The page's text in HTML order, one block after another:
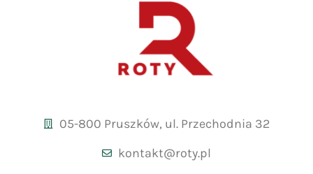
05-800 Pruszków, ul. Przechodnia 32
kontakt@roty.pl